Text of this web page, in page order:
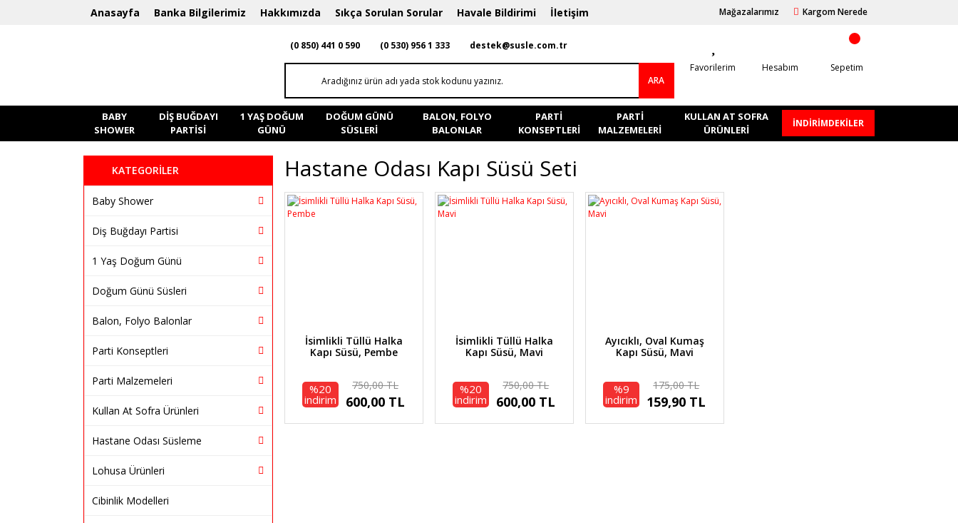
Anasayfa Banka Bilgilerimiz Hakkımızda Sıkça Sorulan Sorular Havale Bildirimi İletişim Mağazalarımız Kargom Nerede
(0 850) 441 0 590 (0 530) 956 1 333 destek@susle.com.tr
ARA
Favorilerim Hesabım Sepetim
BABY
SHOWER
DIŞ BUĞDAYI
PARTISI
1 YAŞ DOĞUM
GÜNÜ
DOĞUM GÜNÜ
SÜSLERI
BALON, FOLYO
BALONLAR
PARTI
KONSEPTLERI
PARTI
MALZEMELERI
KULLAN AT SOFRA
ÜRÜNLERI
İNDİRİMDEKİLER
KATEGORİLER
Baby Shower
Diş Buğdayı Partisi
1 Yaş Doğum Günü
Doğum Günü Süsleri
Balon, Folyo Balonlar
Parti Konseptleri
Parti Malzemeleri
Kullan At Sofra Ürünleri
Hastane Odası Süsleme
Lohusa Ürünleri
Cibinlik Modelleri
Hastane Odası Kapı Süsü Seti
İsimlikli Tüllü Halka
Kapı Süsü, Pembe
%20
indirim
750,00 TL
600,00 TL
İsimlikli Tüllü Halka
Kapı Süsü, Mavi
%20
indirim
750,00 TL
600,00 TL
Ayıcıklı, Oval Kumaş
Kapı Süsü, Mavi
%9
indirim
175,00 TL
159,90 TL